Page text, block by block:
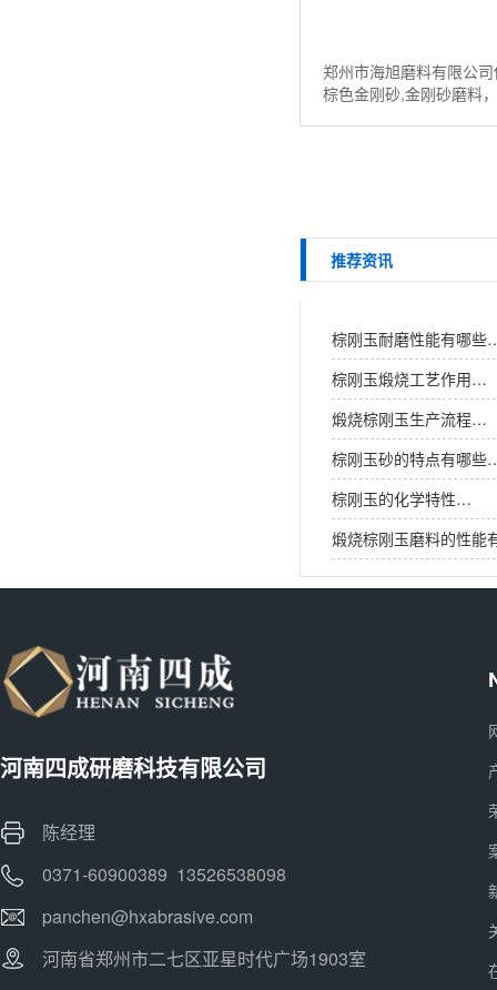
郑州市海旭磨料有限公
棕色金刚砂,金刚砂磨料
推荐资讯
棕刚玉耐磨性能有哪
棕刚玉煅烧工艺作用…
煅烧棕刚玉生产流程…
棕刚玉砂的特点有哪
棕刚玉的化学特性…
煅烧棕刚玉磨料的性
河南四成研磨科技有限公司
陈经理
0371-60900389 13526538098
panchen@hxabrasive.com
河南省郑州市二七区亚星时代广场1903室